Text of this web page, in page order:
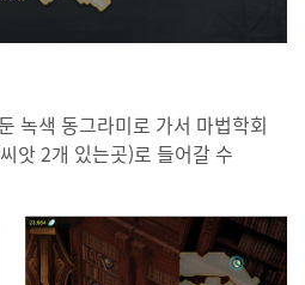
녹색 동그라미로 가서 마법학회
앗 2개 있는곳)로 들어갈 수